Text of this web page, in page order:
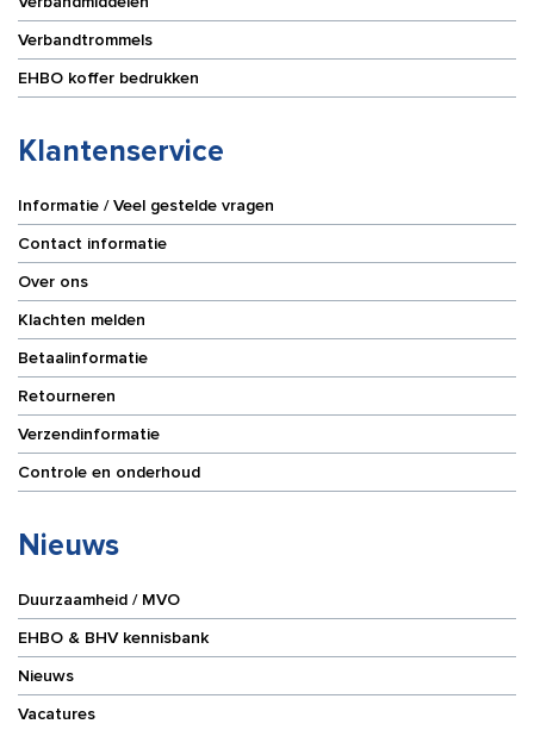
Verbandtrommels
EHBO koffer bedrukken
Klantenservice
Informatie / Veel gestelde vragen
Contact informatie
Over ons
Klachten melden
Betaalinformatie
Retourneren
Verzendinformatie
Controle en onderhoud
Nieuws
Duurzaamheid / MVO
EHBO & BHV kennisbank
Nieuws
Vacatures